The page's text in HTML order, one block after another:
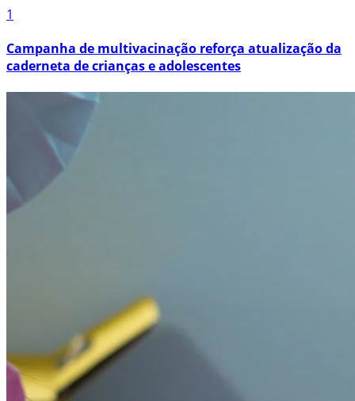
1
Campanha de multivacinação reforça atualização da
caderneta de crianças e adolescentes